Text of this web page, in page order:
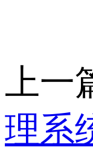
上一
理系